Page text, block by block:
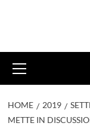
principale
HOME 2019
METTE IN